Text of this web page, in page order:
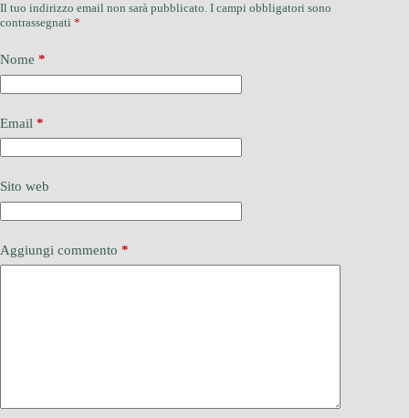
Il tuo indirizzo email non sarà pubblicato. I campi obbligatori sono
contrassegnati *
Nome *
Email *
Sito web
Aggiungi commento *